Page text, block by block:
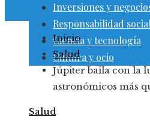
Inversiones y
Responsabilidad social
Ciencia y tecnología
Cultura y ocio
Inicio
Salud
Júpiter baila con la
astronómicos más
Salud